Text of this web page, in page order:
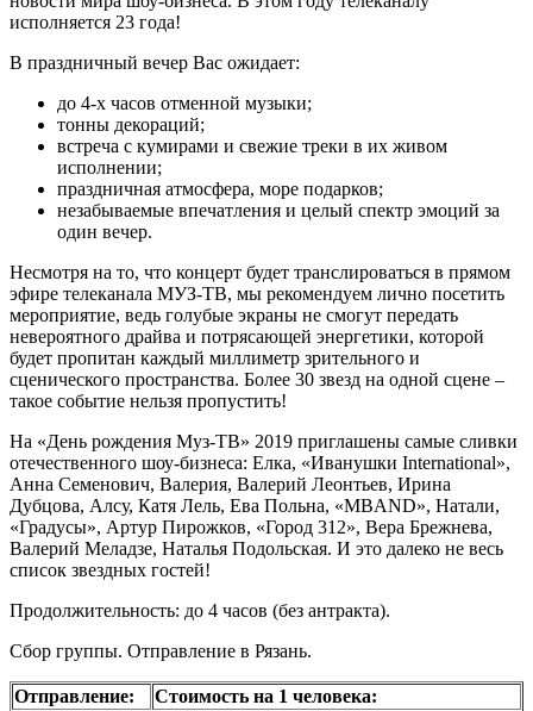
исполняется 23 года!
В праздничный вечер Вас ожидает:
до 4-х часов отменной музыки;
тонны декораций;
встреча с кумирами и свежие треки в их живом
исполнении;
праздничная атмосфера, море подарков;
незабываемые впечатления и целый спектр эмоций за
один вечер.
Несмотря на то, что концерт будет транслироваться в прямом
эфире телеканала МУЗ-ТВ, мы рекомендуем лично посетить
мероприятие, ведь голубые экраны не смогут передать
невероятного драйва и потрясающей энергетики, которой
будет пропитан каждый миллиметр зрительного и
сценического пространства. Более 30 звезд на одной сцене –
такое событие нельзя пропустить!
На «День рождения Муз-ТВ» 2019 приглашены самые сливки
отечественного шоу-бизнеса: Елка, «Иванушки International»,
Анна Семенович, Валерия, Валерий Леонтьев, Ирина
Дубцова, Алсу, Катя Лель, Ева Польна, «MBAND», Натали,
«Градусы», Артур Пирожков, «Город 312», Вера Брежнева,
Валерий Меладзе, Наталья Подольская. И это далеко не весь
список звездных гостей!
Продолжительность: до 4 часов (без антракта).
Сбор группы. Отправление в Рязань.
Отправление: Стоимость на 1 человека: